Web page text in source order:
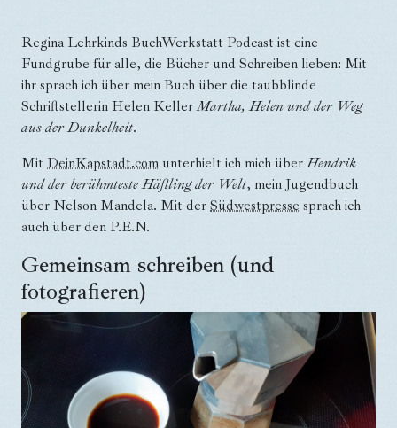
Regina Lehrkinds BuchWerkstatt Podcast ist eine
Fundgrube für alle, die Bücher und Schreiben lieben: Mit
ihr sprach ich über mein Buch über die taubblinde
Schriftstellerin Helen KellerMartha, Helen und der Weg
aus der Dunkelheit.
Mit DeinKapstadt.com unterhielt ich mich überHendrik
und der berühmteste Häftling der Welt, mein Jugendbuch
über Nelson Mandela. Mit der Südwestpresse sprach ich
auch über den P.E.N.
Gemeinsam schreiben (und
fotografieren)